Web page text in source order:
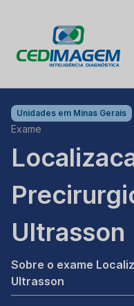
Unidades em Minas Gerais
Exame
Ultrasson
Sobre o exame
Ultrasson